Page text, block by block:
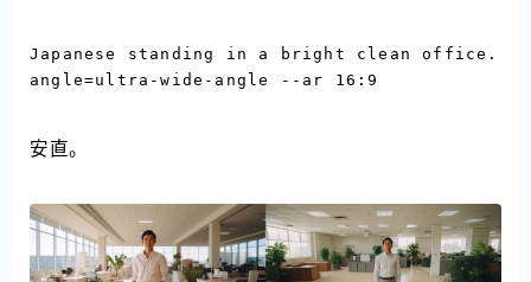
Japanese standing in a bright clean office.
angle=ultra-wide-angle --ar 16:9
安直。